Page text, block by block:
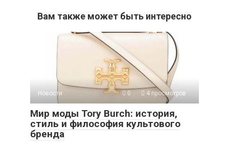
Вам также может быть интересно
Новости 0 4 просмотров
Мир моды Tory Burch: история,
стиль и философия культового
бренда